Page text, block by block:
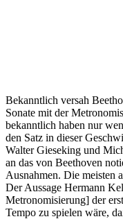
Bekanntlich versah
Sonate mit der
bekanntlich haben nur
den Satz in dieser
Walter Gieseking und
an das von Beethoven
Ausnahmen. Die meisten
Der Aussage Hermann
Metronomisierung] der
Tempo zu spielen wäre,